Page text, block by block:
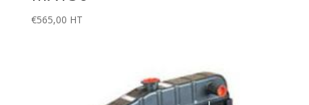
€565,00 HT